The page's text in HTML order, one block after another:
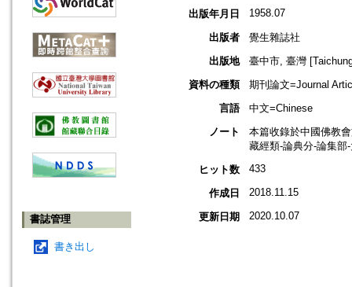
書誌管理
書き出し
出版年月日 1958.07
出版者
覺生雜誌社
出版地
臺中市, 臺灣
資料の種類
期刊論文=Journal
言語
中文=Chinese
ノート
本篇收錄於中國佛教
藏經類-論典分-論集部
ヒット数
433
作成日 2018.11.15
更新日期 2020.10.07